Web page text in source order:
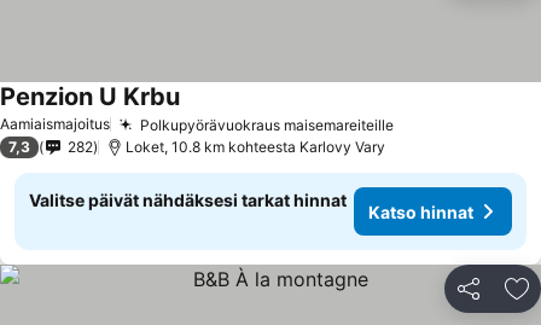
Aamiaismajoitus Polkupyörävuokraus maisemareiteille
Penzion U Krbu
7,3 282 Loket, 10.8 km kohteesta Karlovy Vary
Valitse päivät nähdäksesi tarkat hinnat
Katso hinnat
Jaa